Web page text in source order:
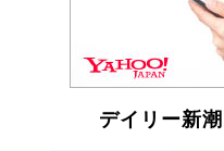
デイリー新